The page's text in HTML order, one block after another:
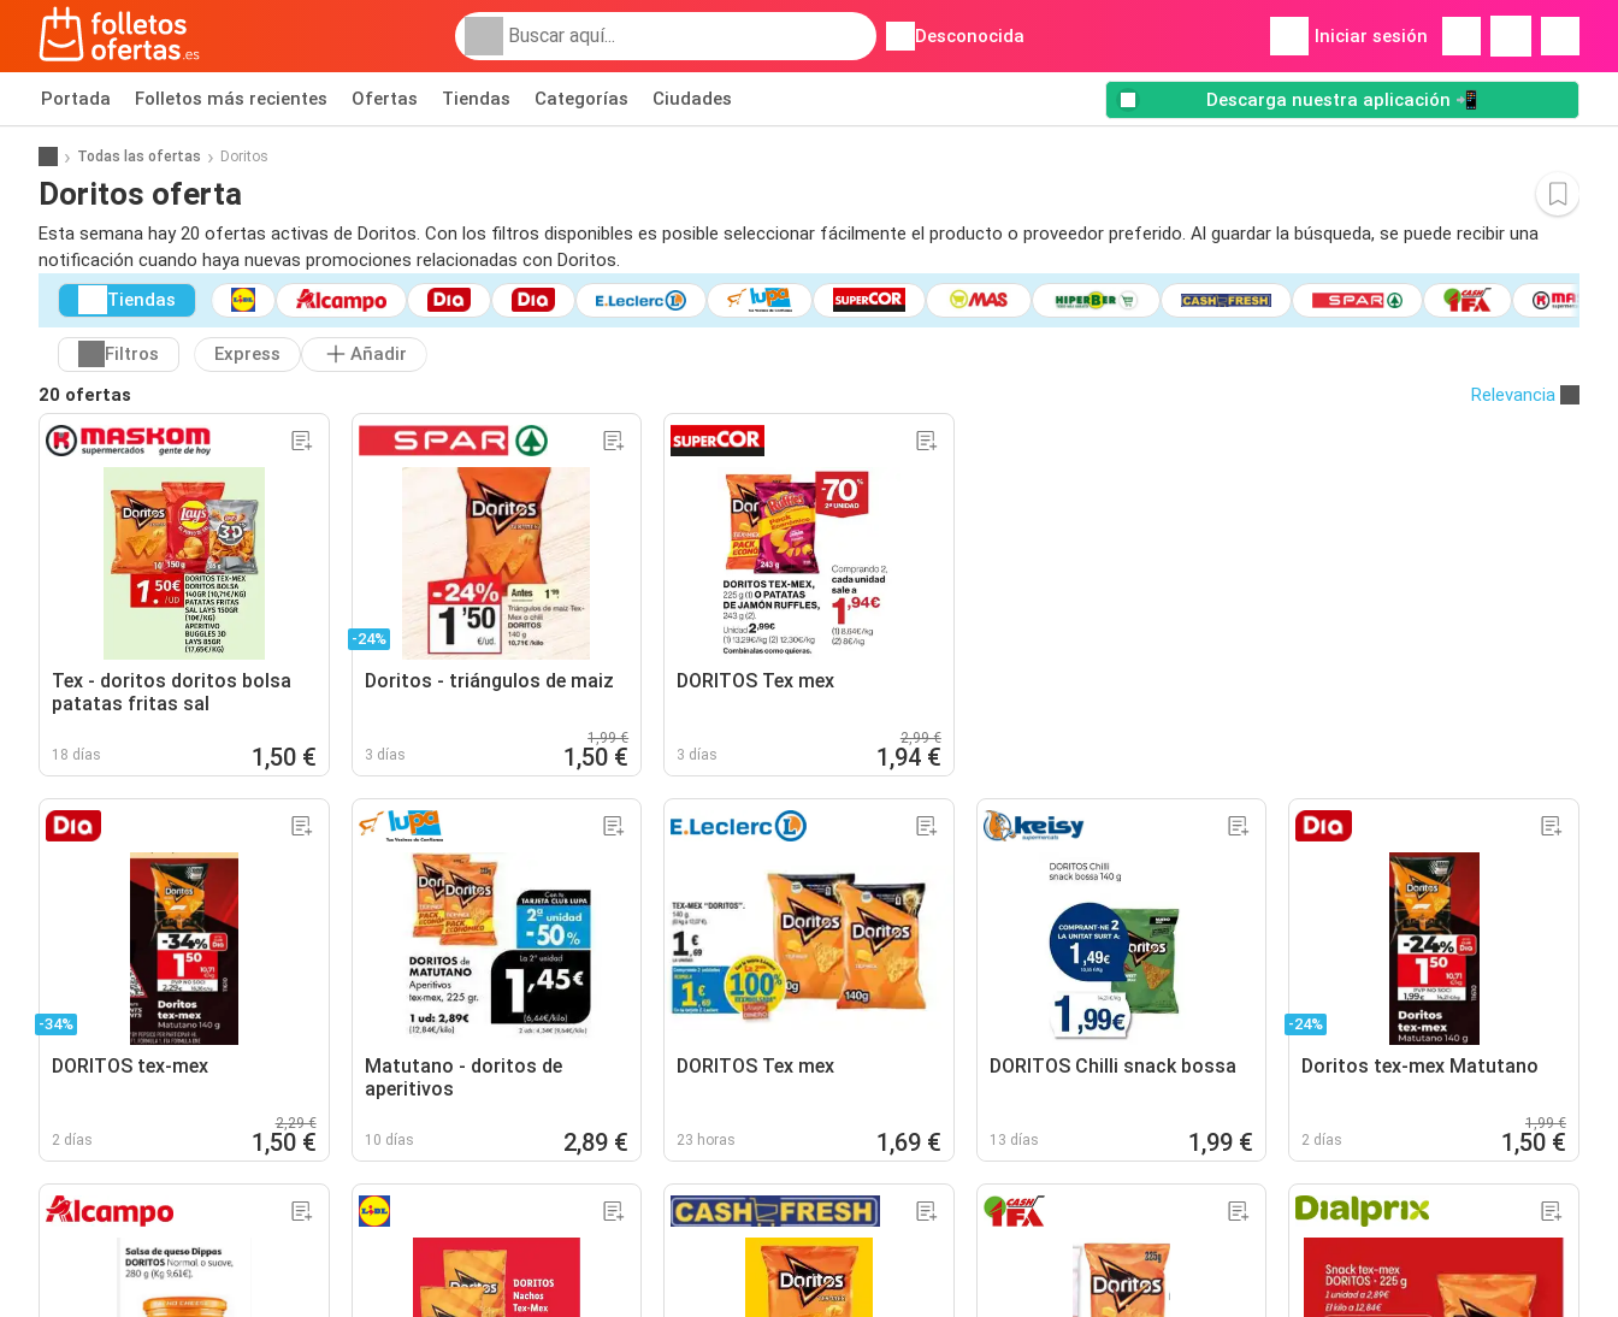
Desconocida Iniciar sesión
Portada Folletos más recientes Ofertas Tiendas Categorías Ciudades Descarga nuestra aplicación 📲
Todas las ofertas Doritos
Doritos oferta
Esta semana hay 20 ofertas activas de Doritos. Con los filtros disponibles es posible seleccionar fácilmente el producto o proveedor preferido. Al guardar la búsqueda, se puede recibir una
notificación cuando haya nuevas promociones relacionadas con Doritos.
Tiendas
Filtros Express
Añadir
20 ofertas
Relevancia
Tex - doritos doritos bolsa
patatas fritas sal
18 días 1,50 €
-24%
Doritos - triángulos de maiz
3 días
1,99 €
1,50 €
DORITOS Tex mex
3 días
2,99 €
1,94 €
-34%
DORITOS tex-mex
2 días
2,29 €
1,50 €
Matutano - doritos de
aperitivos
10 días 2,89 €
DORITOS Tex mex
23 horas 1,69 €
DORITOS Chilli snack bossa
13 días 1,99 €
-24%
Doritos tex-mex Matutano
2 días
1,99 €
1,50 €